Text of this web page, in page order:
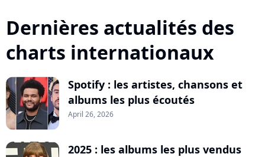
Dernières actualités des
charts internationaux
Spotify : les artistes, chansons et
albums les plus écoutés
April 26, 2026
2025 : les albums les plus vendus